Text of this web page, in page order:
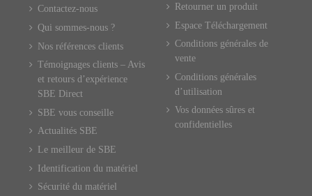
Contactez-nous
Qui sommes-nous ?
Nos références clients
Témoignages clients – Avis
et retours d’expérience
SBE Direct
SBE vous conseille
Actualités SBE
Le meilleur de SBE
Identification du matériel
Sécurité du matériel
Retourner un produit
Espace Téléchargement
Conditions générales de
vente
Conditions générales
d’utilisation
Vos données sûres et
confidentielles